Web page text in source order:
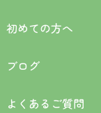
初めての方へ
ブログ
よくあるご質問